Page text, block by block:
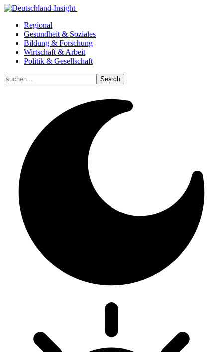
Regional
Gesundheit & Soziales
Bildung & Forschung
Wirtschaft & Arbeit
Politik & Gesellschaft